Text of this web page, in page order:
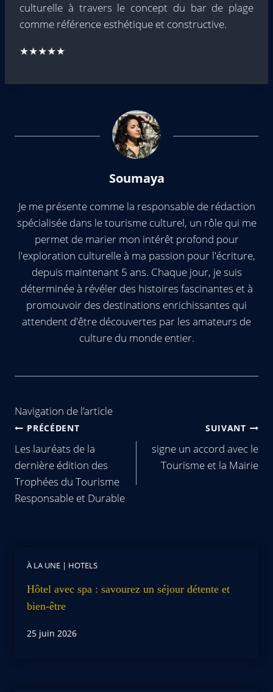
culturelle à travers le concept du bar de plage
comme référence esthétique et constructive.
★★★★★
Soumaya
Je me présente comme la responsable de rédaction
spécialisée dans le tourisme culturel, un rôle qui me
permet de marier mon intérêt profond pour
l'exploration culturelle à ma passion pour l'écriture,
depuis maintenant 5 ans. Chaque jour, je suis
déterminée à révéler des histoires fascinantes et à
promouvoir des destinations enrichissantes qui
attendent d'être découvertes par les amateurs de
culture du monde entier.
Navigation de l’article
PRÉCÉDENT
Les lauréats de la
dernière édition des
Trophées du Tourisme
Responsable et Durable
SUIVANT
signe un accord avec le
Tourisme et la Mairie
À LA UNE | HOTELS
Hôtel avec spa : savourez un séjour détente et
bien-être
25 juin 2026